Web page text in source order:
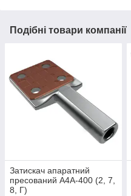
Подібні товари компанії
Затискач апаратний
пресований А4А-400 (2, 7,
8, Г)